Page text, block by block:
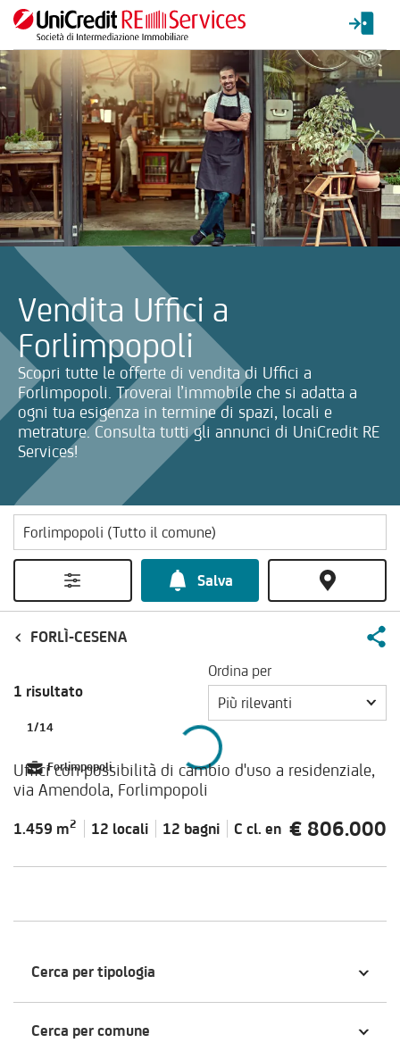
Vendita Uffici a
Forlimpopoli
Scopri tutte le offerte di vendita di Uffici a
Forlimpopoli. Troverai l’immobile che si adatta a
ogni tua esigenza in termine di spazi, locali e
metrature. Consulta tutti gli annunci di UniCredit RE
Services!
La ricerca verrà inviata automaticamente alla selezione delle
Salva
FORLÌ-CESENA
1 risultato
Ordina per
Più rilevanti
Forlimpopoli
1/14
Uffici con possibilità di cambio d'uso a residenziale,
via Amendola, Forlimpopoli
1.459 m2 12 locali 12 bagni C cl. en € 806.000
Cerca per tipologia
Cerca per comune